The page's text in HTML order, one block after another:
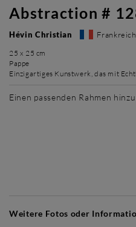
Abstraction #
Hévin Christian Frankreich
25 x 25 cm
Pappe
Einzigartiges Kunstwerk, das mit
Einen passenden Rahmen
Weitere Fotos oder